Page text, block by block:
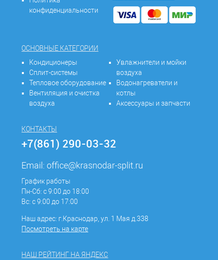
конфиденциальности
ОСНОВНЫЕ КАТЕГОРИИ
Кондиционеры
Сплит-системы
Тепловое оборудование
Вентиляция и очистка
воздуха
Увлажнители и мойки
воздуха
Водонагреватели и
котлы
Аксессуары и запчасти
КОНТАКТЫ
+7(861) 290-03-32
Email:office@krasnodar-split.ru
График работы
Пн-Сб: с 9:00 до 18:00
Вс: с 9:00 до 17:00
Наш адрес: г.Краснодар, ул. 1 Мая д.338
Посмотреть на карте
НАШ РЕЙТИНГ НА ЯНДЕКС